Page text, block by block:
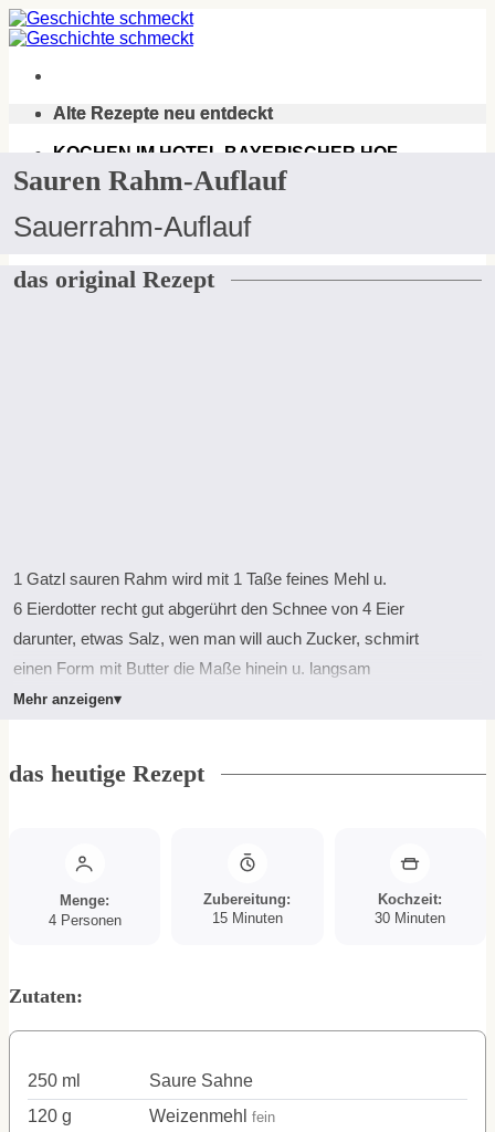
Zum
Inhalt
Alte Rezepte neu entdeckt
KOCHEN IM HOTEL BAYERISCHER HOF.
DAS FREISINGER KOCHBUCH VON 1867.
Alte Rezepte neu entdeckt
Sauren Rahm-Auflauf
Sauerrahm-Auflauf
das original Rezept
1 Gatzl sauren Rahm wird mit 1 Taße feines Mehl u.
6 Eierdotter recht gut abgerührt den Schnee von 4 Eier
darunter, etwas Salz, wen man will auch Zucker, schmirt
einen Form mit Butter die Maße hinein u. langsam
im Rohr ausziehen laßen.
Mehr anzeigen▾
das heutige Rezept
Menge:
4 Personen
Zubereitung:
15Minuten
Minuten
Kochzeit:
30Minuten
Minuten
Zutaten:
250 ml
Saure Sahne
120 g Weizenmehl fein